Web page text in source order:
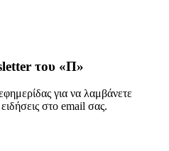
του «Π»
για να λαμβάνετε
στο email σας.